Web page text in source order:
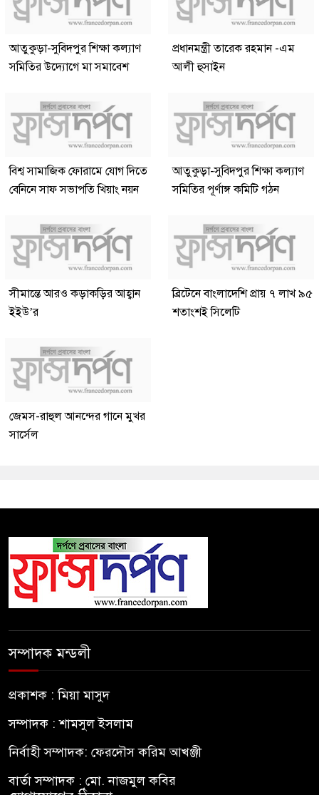
আতুকুড়া-সুবিদপুর শিক্ষা কল্যাণ
সমিতির উদ্যোগে মা সমাবেশ
প্রধানমন্ত্রী তারেক রহমান -এম
আলী হুসাইন
বিশ্ব সামাজিক ফোরামে যোগ দিতে
বেনিনে সাফ সভাপতি খিয়াং নয়ন
আতুকুড়া-সুবিদপুর শিক্ষা কল্যাণ
সমিতির পূর্ণাঙ্গ কমিটি গঠন
সীমান্তে আরও কড়াকড়ির আহ্বান
ইইউ’র
ব্রিটেনে বাংলাদেশি প্রায় ৭ লাখ ৯৫
শতাংশই সিলেটি
জেমস-রাহুল আনন্দের গানে মুখর
সার্সেল
সম্পাদক মন্ডলী
প্রকাশক : মিয়া মাসুদ
সম্পাদক : শামসুল ইসলাম
নির্বাহী সম্পাদক: ফেরদৌস করিম আখঞ্জী
বার্তা সম্পাদক : মো. নাজমুল কবির